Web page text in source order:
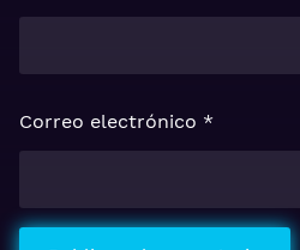
Correo electrónico *